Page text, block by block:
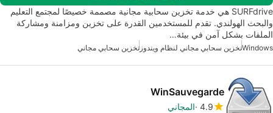
SURFdrive هي خدمة تخزين سحابية مجانية مصممة خصيصًا لمجتمع التعليم
والبحث الهولندي. تقدم للمستخدمين القدرة على تخزين ومزامنة ومشاركة
الملفات بشكل آمن في بيئة…
Windowsتخزين سحابي مجاني لنظام ويندوز تخزين سحابي مجاني
WinSauvegarde
4.9 المجاني